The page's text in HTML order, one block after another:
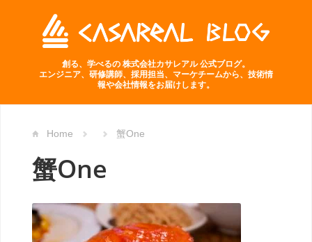
創る、学べるの 株式会社カサレアル 公式ブログ。
エンジニア、研修講師、採用担当、マーケチームから、技術情
報や会社情報をお届けします。
Home 蟹One
蟹One